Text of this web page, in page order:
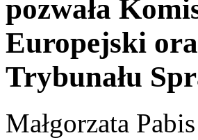
pozwała
Europejski
Trybunału
Małgorzata Pabis